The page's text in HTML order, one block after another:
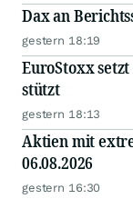
Dax an
gestern 18:19
EuroStoxx
stützt
gestern 18:13
Aktien mit
06.08.2026
gestern 16:30